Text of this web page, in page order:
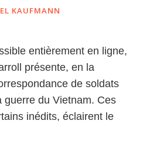
KAUFMANN
entièrement en ligne,
présente, en la
de soldats
guerre du Vietnam. Ces
inédits, éclairent le